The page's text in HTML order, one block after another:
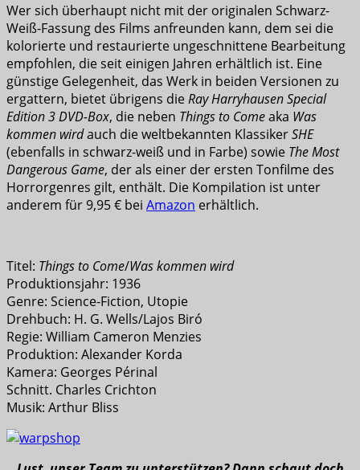
Wer sich überhaupt nicht mit der originalen Schwarz-
Weiß-Fassung des Films anfreunden kann, dem sei die
kolorierte und restaurierte ungeschnittene Bearbeitung
empfohlen, die seit einigen Jahren erhältlich ist. Eine
günstige Gelegenheit, das Werk in beiden Versionen zu
ergattern, bietet übrigens dieRay Harryhausen Special
Edition 3 DVD-Box, die neben Things to Comeaka Was
kommen wirdauch die weltbekannten KlassikerSHE
(ebenfalls in schwarz-weiß und in Farbe) sowie The Most
Dangerous Game, der als einer der ersten Tonfilme des
Horrorgenres gilt, enthält. Die Kompilation ist unter
anderem für 9,95 € bei Amazon erhältlich.
Titel: Things to Come/Was kommen wird
Produktionsjahr: 1936
Genre: Science-Fiction, Utopie
Drehbuch: H. G. Wells/Lajos Biró
Regie: William Cameron Menzies
Produktion: Alexander Korda
Kamera: Georges Périnal
Schnitt. Charles Crichton
Musik: Arthur Bliss